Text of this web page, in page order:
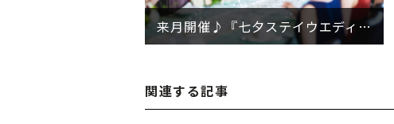
来月開催♪『七夕ステイウエディングフェア』❁
関連する記事